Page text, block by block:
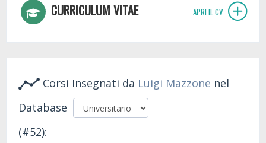
CURRICULUM VITAE APRI IL CV
Corsi Insegnati da Luigi Mazzone
Database
(#52):